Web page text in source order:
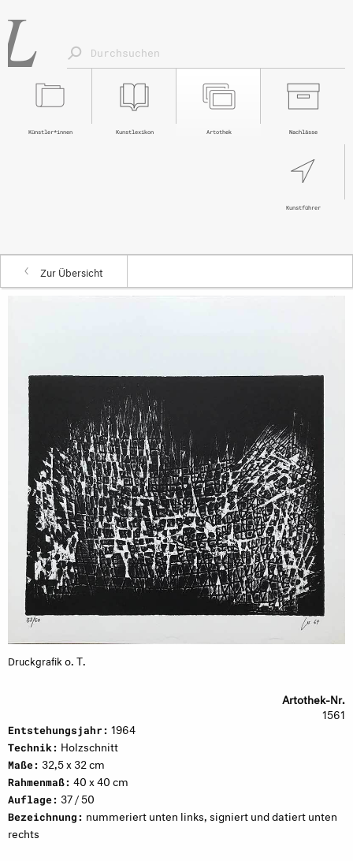
Nachlässe
Artothek
Kunstlexikon
Künstler*innen
Kunstführer
Zur Übersicht
Druckgrafik o. T.
Artothek-Nr.
1561
Entstehungsjahr: 1964
Technik: Holzschnitt
Maße: 32,5 x 32 cm
Rahmenmaß: 40 x 40 cm
Auflage: 37 / 50
Bezeichnung: nummeriert unten links, signiert und datiert unten
rechts